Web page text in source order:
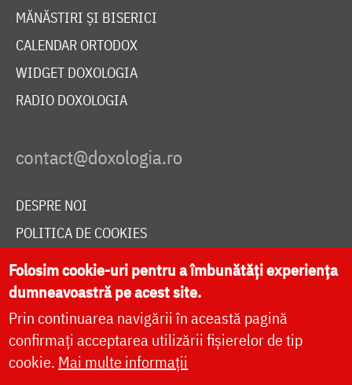
MĂNĂSTIRI ȘI BISERICI
CALENDAR ORTODOX
WIDGET DOXOLOGIA
RADIO DOXOLOGIA
DESPRE NOI
POLITICA DE COOKIES
DONEAZĂ ONLINE PENTRU CATEDRALA NAȚIONALĂ
LIVE
Folosim cookie-uri pentru a îmbunătăți experiența
dumneavoastră pe acest site.
Prin continuarea navigării în această pagină
confirmați acceptarea utilizării fișierelor de tip
cookie. Mai multe informații